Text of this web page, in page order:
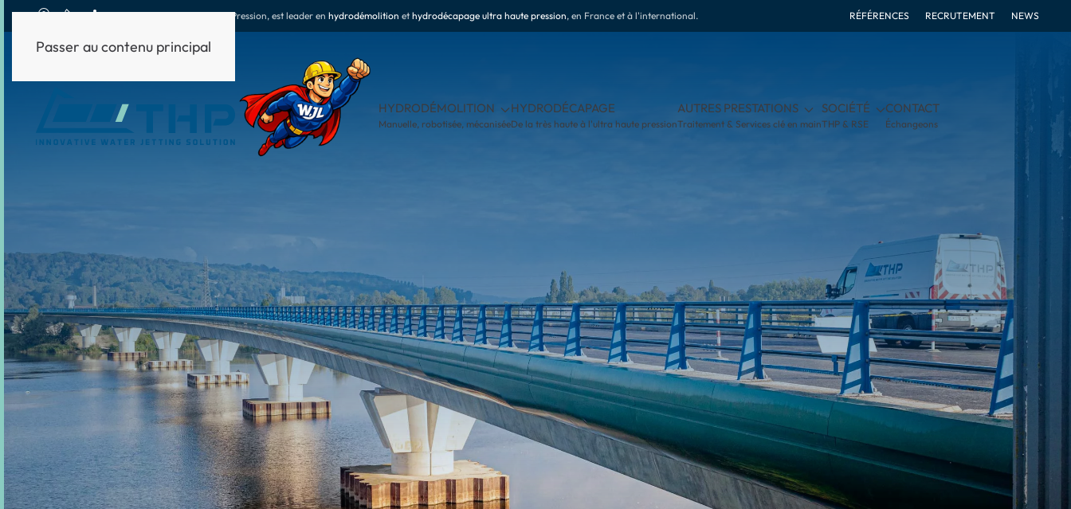
Passer au contenu principal
THP, Techniques Haute Pression, est leader en hydrodémolition et hydrodécapage ultra haute pression, en France et à l'international. RÉFÉRENCES RECRUTEMENT NEWS
HYDRODÉMOLITION
Manuelle, robotisée, mécanisée
HYDRODÉCAPAGE
De la très haute à l'ultra haute pression
AUTRES PRESTATIONS
Traitement & Services clé en main
SOCIÉTÉ
THP & RSE
CONTACT
Échangeons